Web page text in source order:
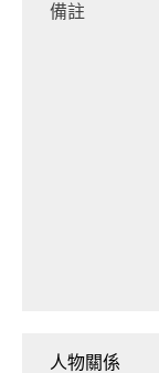
備註
人物關係